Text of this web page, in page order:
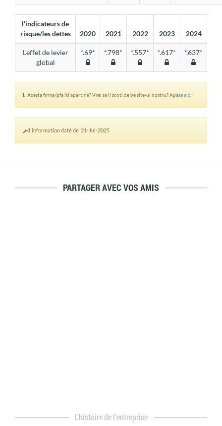
l'indicateurs de
risque/les dettes
2020 2021 2022 2023 2024
L'effet de levier
global
*.69* *.798* *.557* *.617* *.637*
Acesta firma/pfa iti apartine? Vrei sa il scoti de pe site-ul nostru? Apasaaici
d'information daté de 21-Jul-2025
PARTAGER AVEC VOS AMIS
L'histoire de l'entreprise